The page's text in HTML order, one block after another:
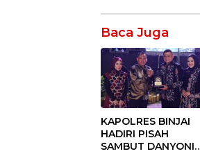
Baca Juga
KAPOLRES BINJAI
HADIRI PISAH
SAMBUT DANYONIF